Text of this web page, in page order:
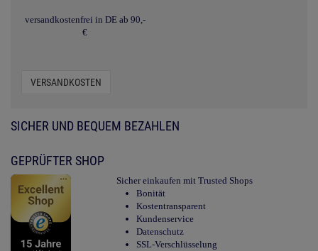
versandkostenfrei in DE ab 90,-
€
VERSANDKOSTEN
SICHER UND BEQUEM BEZAHLEN
GEPRÜFTER SHOP
Sicher einkaufen mit Trusted Shops
Bonität
Kostentransparent
Kundenservice
Datenschutz
SSL-Verschlüsselung